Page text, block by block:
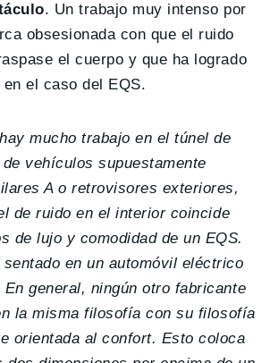
. Un trabajo muy intenso por
obsesionada con que el ruido
el cuerpo y que ha logrado
el caso del EQS.
hay mucho trabajo en el túnel de
vehículos supuestamente
A o retrovisores exteriores,
de ruido en el interior coincide
de lujo y comodidad de un EQS.
en un automóvil eléctrico
general, ningún otro fabricante
la misma filosofía con su filosofía
orientada al confort. Esto coloca